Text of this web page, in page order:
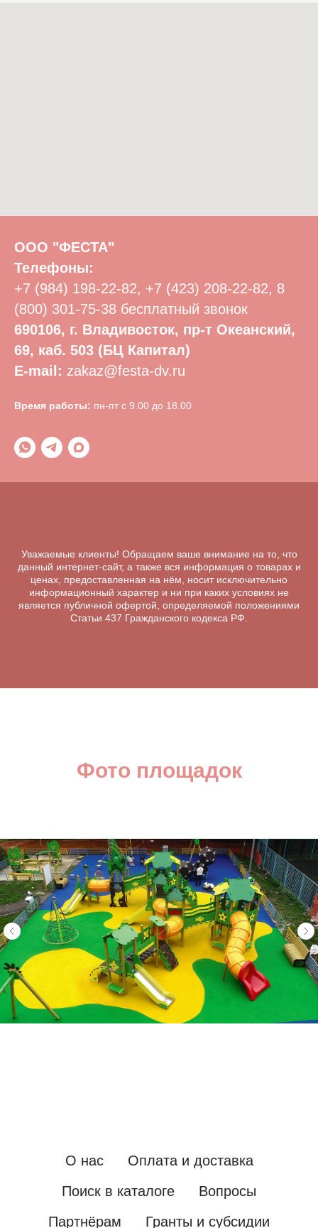
ООО "ФЕСТА"
Телефоны:
+7 (984) 198-22-82, +7 (423) 208-22-82, 8
(800) 301-75-38 бесплатный звонок
690106, г. Владивосток, пр-т Океанский,
69, каб. 503 (БЦ Капитал)
E-mail: zakaz@festa-dv.ru
Время работы: пн-пт с 9.00 до 18.00
Уважаемые клиенты! Обращаем ваше внимание на то, что
данный интернет-сайт, а также вся информация о товарах и
ценах, предоставленная на нём, носит исключительно
информационный характер и ни при каких условиях не
является публичной офертой, определяемой положениями
Статьи 437 Гражданского кодекса РФ.
Фото площадок
О нас
Оплата и доставка
Поиск в каталоге
Вопросы
Партнёрам
Гранты и субсидии